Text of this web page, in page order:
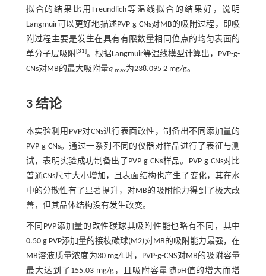
拟合的结果比用Freundlich等温线拟合的结果好，说明
Langmuir可以更好地描述PVP-g-CNs对MB的吸附过程，即吸
附过程主要是发生在具有有限数量相同位点的均匀表面的
单分子层吸附[ 31 。根据Langmuir等温线模型计算出，PVP-g-
CNs对MB的最大吸附量q max为238.095 2 mg/g。
3 结论
本实验利用PVP对CNs进行表面改性，制备出不同添加量的
PVP-g-CNs。通过一系列不同的仪器对样品进行了表征与测
试，表明实验成功制备出了PVP-g-CNs样品。PVP-g-CNs对比
普通CNs尺寸大小增加，且表面结构也产生了变化，其在水
中的分散性有了显著提升，对MB的吸附能力得到了极大改
善，但其晶体结构没有发生改变。
不同PVP添加量的改性碳球其吸附性能也略有不同，其中
0.50 g PVP添加量的接枝碳球(M2)对MB的吸附能力最强，在
MB溶液质量浓度为30 mg/L时，PVP-g-CNS对MB的吸附容量
最大达到了155.03 mg/g，且吸附容量随pH值的增大而增